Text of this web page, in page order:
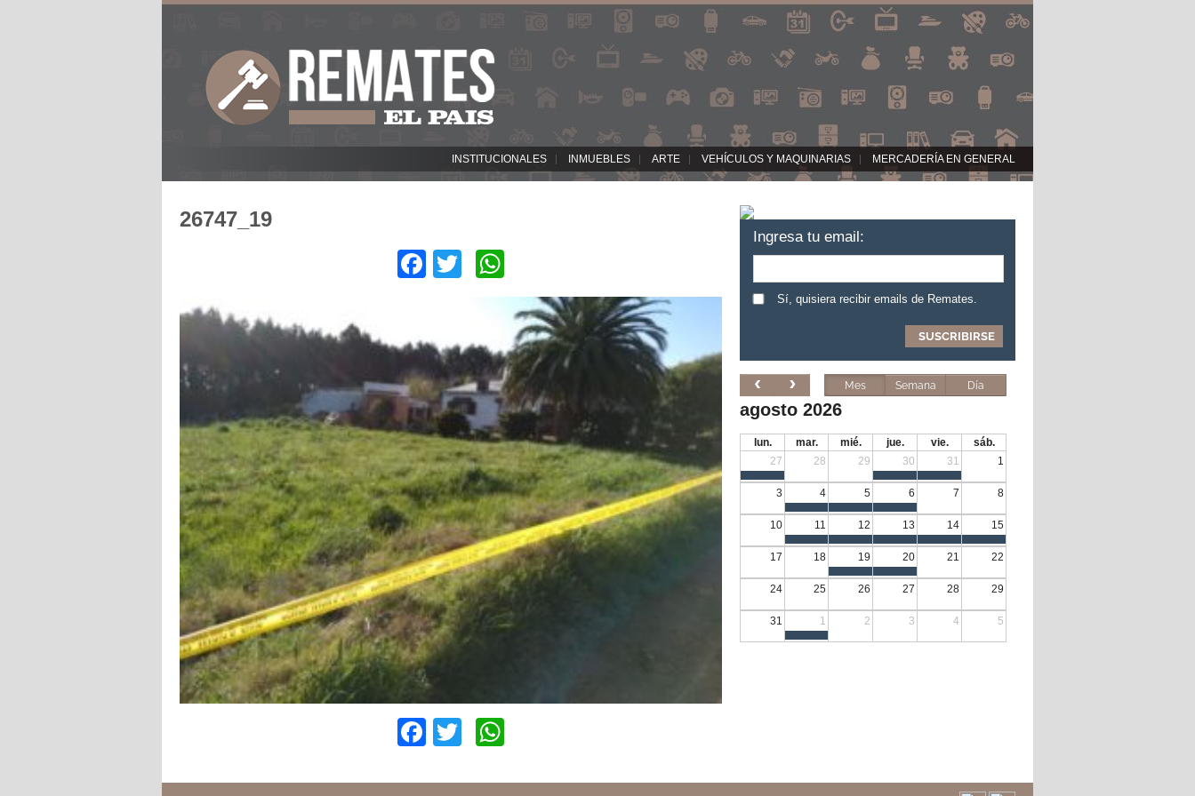
INSTITUCIONALES INMUEBLES ARTE VEHÍCULOS Y MAQUINARIAS MERCADERÍA EN GENERAL
26747_19
Facebook
Twitter
Facebook
Twitter
Ingresa tu email:
Sí, quisiera recibir emails de Remates.
Mes Semana Día
agosto 2026
lun. mar. mié. jue. vie.
sáb.
27
28 29 30 31 1
3 4 5 6 7 8
10 11 12 13 14 15
17 18 19 20 21 22
24 25 26 27 28 29
31 1 2 3 4 5